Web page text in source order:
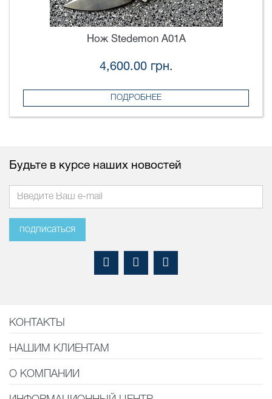
Нож Stedemon A01A
4,600.00 грн.
ПОДРОБНЕЕ
Будьте в курсе наших новостей
подписаться
КОНТАКТЫ
НАШИМ КЛИЕНТАМ
О КОМПАНИИ